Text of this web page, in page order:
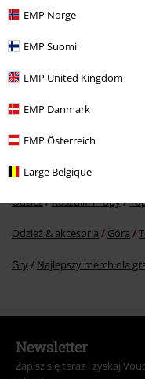
EMP Norge
EMP Suomi
EMP United Kingdom
EMP Danmark
EMP Österreich
Large Belgique
99.90 zł
Więcej kategorii.
Filmy i Seriale Filmy i Seriale
Gry Odzież Koszulki i Topy
Odzież Koszulki i Topy
Odzież & akcesoria Góra
Gry Najlepszy merch dla
Newsletter
Zapisz się teraz i zyskaj